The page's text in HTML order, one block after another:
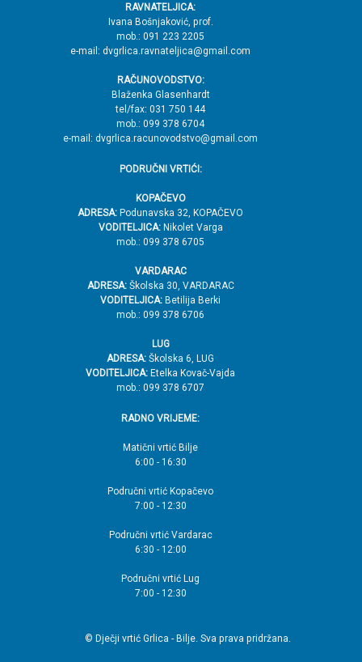
RAVNATELJICA:
Ivana Bošnjaković, prof.
mob.: 091 223 2205
e-mail: dvgrlica.ravnateljica@gmail.com
RAČUNOVODSTVO:
Blaženka Glasenhardt
tel/fax: 031 750 144
mob.: 099 378 6704
e-mail: dvgrlica.racunovodstvo@gmail.com
PODRUČNI VRTIĆI:
KOPAČEVO
ADRESA: Podunavska 32, KOPAČEVO
VODITELJICA:Nikolet Varga
mob.: 099 378 6705
VARDARAC
ADRESA:Školska 30, VARDARAC
VODITELJICA: Betilija Berki
mob.: 099 378 6706
LUG
ADRESA: Školska 6, LUG
VODITELJICA: Etelka Kovač-Vajda
mob.: 099 378 6707
RADNO VRIJEME:
Matični vrtić Bilje
6:00 - 16:30
Područni vrtić Kopačevo
7:00 - 12:30
Područni vrtić Vardarac
6:30 - 12:00
Područni vrtić Lug
7:00 - 12:30
© Dječji vrtić Grlica - Bilje. Sva prava pridržana.